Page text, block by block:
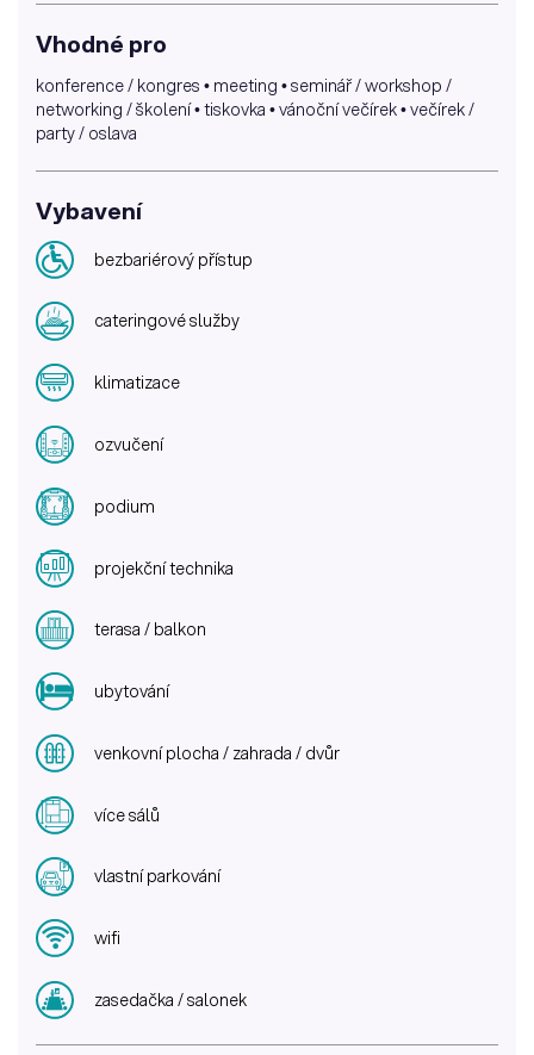
Vhodné pro
konference / kongres • meeting • seminář / workshop /
networking / školení • tiskovka • vánoční večírek • večírek /
party / oslava
Vybavení
bezbariérový přístup
cateringové služby
klimatizace
ozvučení
podium
projekční technika
terasa / balkon
ubytování
venkovní plocha / zahrada / dvůr
více sálů
vlastní parkování
wifi
zasedačka / salonek